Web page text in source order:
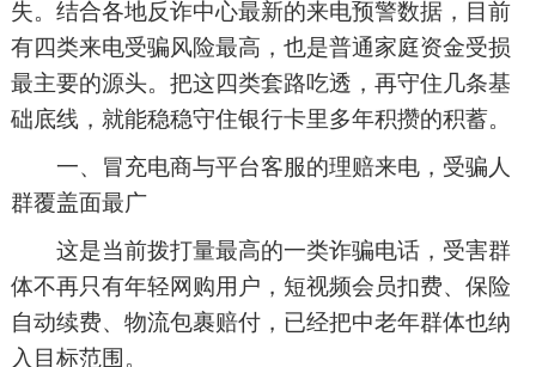
失。结合各地反诈中心最新的来电预警数据，目前
有四类来电受骗风险最高，也是普通家庭资金受损
最主要的源头。把这四类套路吃透，再守住几条基
础底线，就能稳稳守住银行卡里多年积攒的积蓄。
一、冒充电商与平台客服的理赔来电，受骗人
群覆盖面最广
这是当前拨打量最高的一类诈骗电话，受害群
体不再只有年轻网购用户，短视频会员扣费、保险
自动续费、物流包裹赔付，已经把中老年群体也纳
入目标范围。